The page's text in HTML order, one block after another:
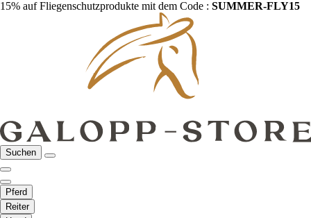
15% auf Fliegenschutzprodukte mit dem Code : SUMMER-FLY15
Suchen
Pferd
Reiter